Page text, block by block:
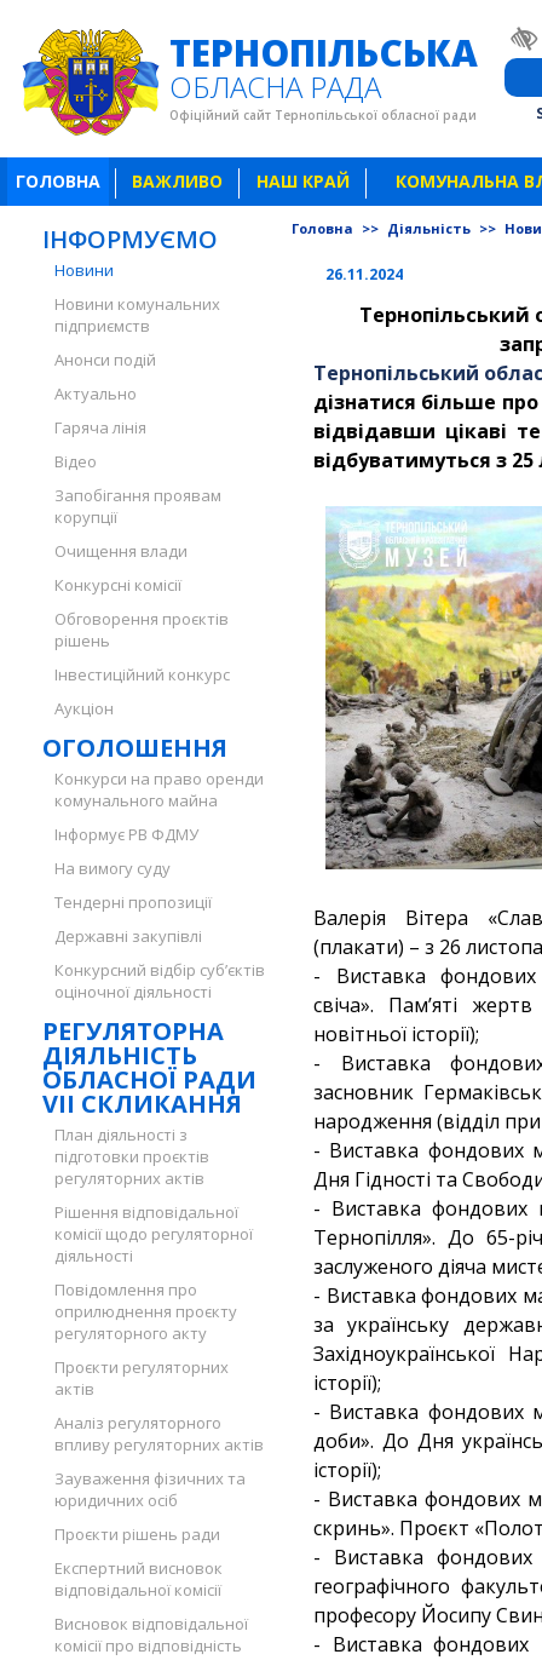
ТЕРНОПІЛЬСЬКА
ОБЛАСНА РАДА
Офіційний сайт Тернопільської обласної ради
ГОЛОВНА ВАЖЛИВО НАШ КРАЙ КОМУНАЛЬНА
ІНФОРМУЄМО
Новини
Новини комунальних
підприємств
Анонси подій
Актуально
Гаряча лінія
Відео
Запобігання проявам
корупції
Очищення влади
Конкурсні комісії
Обговорення проєктів
рішень
Інвестиційний конкурс
Аукціон
ОГОЛОШЕННЯ
Конкурси на право оренди
комунального майна
Інформує РВ ФДМУ
На вимогу суду
Тендерні пропозиції
Державні закупівлі
Конкурсний відбір суб’єктів
оціночної діяльності
РЕГУЛЯТОРНА
ДІЯЛЬНІСТЬ
ОБЛАСНОЇ РАДИ
VII СКЛИКАННЯ
План діяльності з
підготовки проєктів
регуляторних актів
Рішення відповідальної
комісії щодо регуляторної
діяльності
Повідомлення про
оприлюднення проєкту
регуляторного акту
Проєкти регуляторних
актів
Аналіз регуляторного
впливу регуляторних актів
Зауваження фізичних та
юридичних осіб
Проєкти рішень ради
Експертний висновок
відповідальної комісії
Висновок відповідальної
комісії про відповідність
Головна >> Діяльність >>
26.11.2024
Тернопільський
дізнатися більше
відвідавши цікаві
відбуватимуться з
Валерія Вітера
(плакати) – з 26
- Виставка фондових
свіча». Пам’яті
новітньої історії);
- Виставка
засновник
народження (відділ
- Виставка фондових
Дня Гідності та Свободи
- Виставка фондових
Тернопілля». До 65-
заслуженого діяча
- Виставка фондових
за українську
Західноукраїнської
історії);
- Виставка фондових
доби». До Дня
історії);
- Виставка фондових
скринь». Проєкт
- Виставка фондових
географічного
професору Йосипу
- Виставка фондових